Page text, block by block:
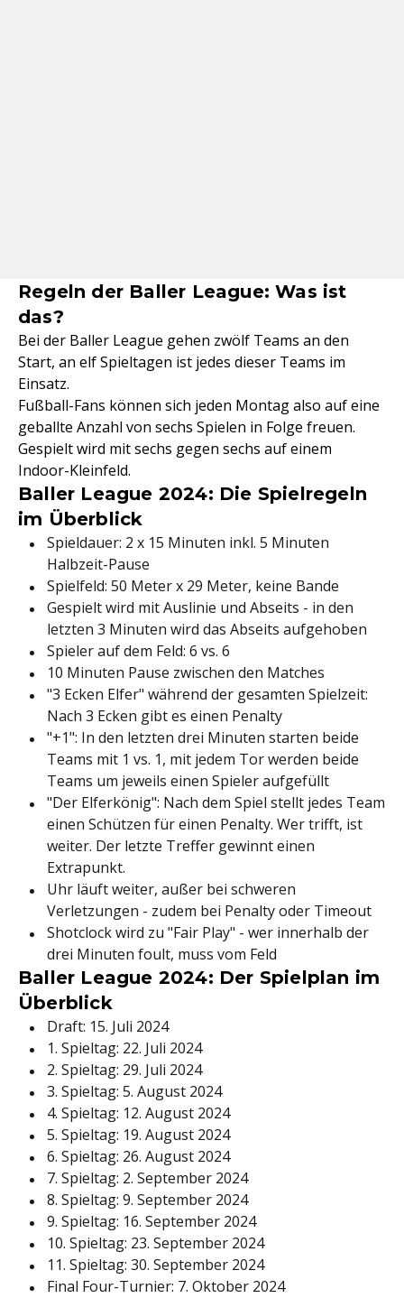
Regeln der Baller League: Was ist
das?
Bei der Baller League gehen zwölf Teams an den
Start, an elf Spieltagen ist jedes dieser Teams im
Einsatz.
Fußball-Fans können sich jeden Montag also auf eine
geballte Anzahl von sechs Spielen in Folge freuen.
Gespielt wird mit sechs gegen sechs auf einem
Indoor-Kleinfeld.
Baller League 2024: Die Spielregeln
im Überblick
Spieldauer: 2 x 15 Minuten inkl. 5 Minuten
Halbzeit-Pause
Spielfeld: 50 Meter x 29 Meter, keine Bande
Gespielt wird mit Auslinie und Abseits - in den
letzten 3 Minuten wird das Abseits aufgehoben
Spieler auf dem Feld: 6 vs. 6
10 Minuten Pause zwischen den Matches
"3 Ecken Elfer" während der gesamten Spielzeit:
Nach 3 Ecken gibt es einen Penalty
"+1": In den letzten drei Minuten starten beide
Teams mit 1 vs. 1, mit jedem Tor werden beide
Teams um jeweils einen Spieler aufgefüllt
"Der Elferkönig": Nach dem Spiel stellt jedes Team
einen Schützen für einen Penalty. Wer trifft, ist
weiter. Der letzte Treffer gewinnt einen
Extrapunkt.
Uhr läuft weiter, außer bei schweren
Verletzungen - zudem bei Penalty oder Timeout
Shotclock wird zu "Fair Play" - wer innerhalb der
drei Minuten foult, muss vom Feld
Baller League 2024: Der Spielplan im
Überblick
Draft: 15. Juli 2024
1. Spieltag: 22. Juli 2024
2. Spieltag: 29. Juli 2024
3. Spieltag: 5. August 2024
4. Spieltag: 12. August 2024
5. Spieltag: 19. August 2024
6. Spieltag: 26. August 2024
7. Spieltag: 2. September 2024
8. Spieltag: 9. September 2024
9. Spieltag: 16. September 2024
10. Spieltag: 23. September 2024
11. Spieltag: 30. September 2024
Final Four-Turnier: 7. Oktober 2024